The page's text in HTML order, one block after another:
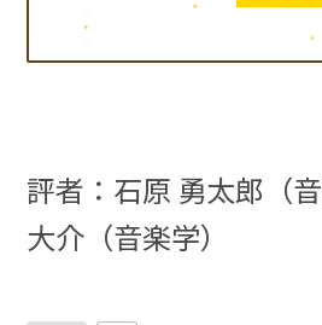
評者：石原 勇太郎（
大介（音楽学）